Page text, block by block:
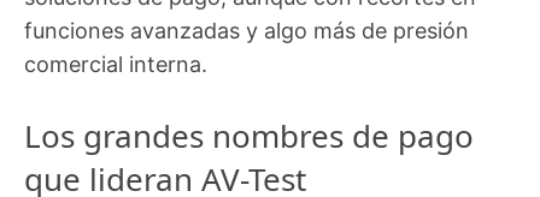
funciones avanzadas y algo más de presión
comercial interna.
Los grandes nombres de pago
que lideran AV-Test